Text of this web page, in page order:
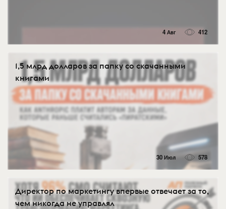
4 Авг 412
1,5 млрд долларов за папку со скачанными
книгами
30 Июл 578
Директор по маркетингу впервые отвечает за то,
чем никогда не управлял